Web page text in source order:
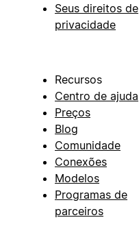
Seus direitos de
privacidade
Recursos
Centro de ajuda
Preços
Blog
Comunidade
Conexões
Modelos
Programas de
parceiros